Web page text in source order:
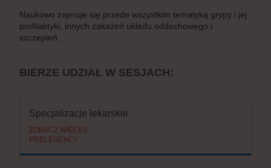
Naukowo zajmuje się przede wszystkim tematyką grypy i jej
profilaktyki, innych zakażeń układu oddechowego i
szczepień.
BIERZE UDZIAŁ W SESJACH:
Specjalizacje lekarskie
ZOBACZ WIĘCEJ
PRELEGENCI